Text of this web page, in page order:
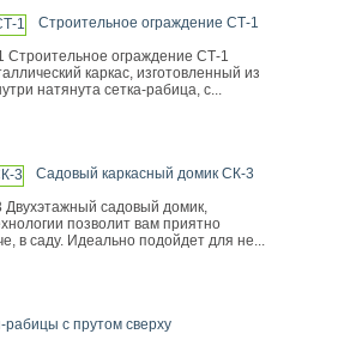
Строительное ограждение СТ-1
Строительное ограждение СТ-1
каркас, изготовленный из
натянута сетка-рабица, с...
Садовый каркасный домик СК-3
садовый домик,
позволит вам приятно
в саду. Идеально подойдет для не...
рабицы с прутом сверху